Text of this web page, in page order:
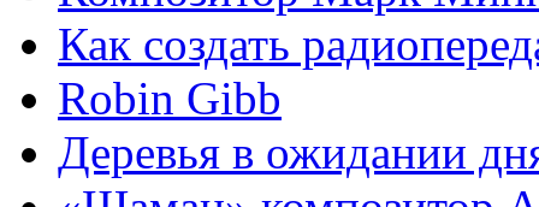
Как создать
Robin Gibb
Деревья в ожидании